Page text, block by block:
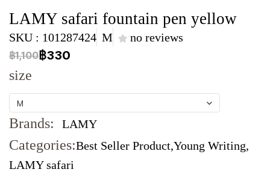
LAMY safari fountain pen yellow
SKU : 101287424 M no reviews
฿1,100฿330
size
M
Brands: LAMY
Categories:Best Seller Product,Young Writing,
LAMY safari